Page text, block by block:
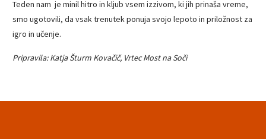
Teden nam je minil hitro in kljub vsem izzivom, ki jih prinaša vreme,
smo ugotovili, da vsak trenutek ponuja svojo lepoto in priložnost za
igro in učenje.
Pripravila: Katja Šturm Kovačič, Vrtec Most na Soči